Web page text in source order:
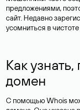
предложениями,
сайт. Недавно
усомниться в
Как
домен
С помощью Whois